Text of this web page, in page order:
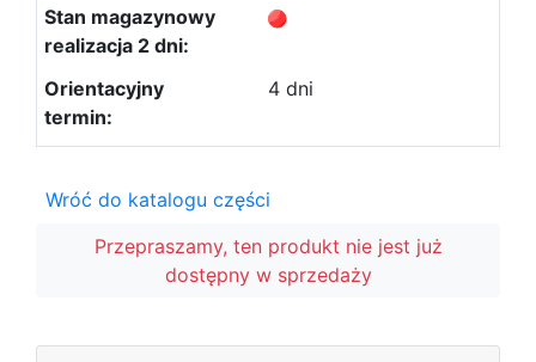
4 dni
Wróć do katalogu części
Przepraszamy, ten produkt nie jest już
dostępny w sprzedaży